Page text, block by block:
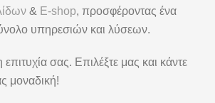
& E-shop, προσφέροντας ένα
υπηρεσιών και λύσεων.
επιτυχία σας. Επιλέξτε μας και κάντε
μοναδική!